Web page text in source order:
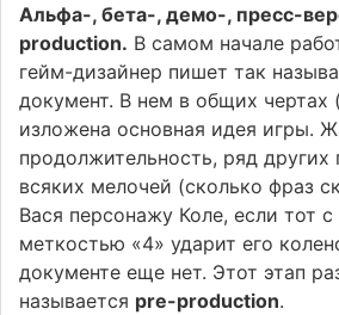
Альфа-, бета-, демо-, пресс-
production. В самом начале
гейм-дизайнер пишет так
документ. В нем в общих
изложена основная идея игры.
продолжительность, ряд
всяких мелочей (сколько фраз
Вася персонажу Коле, если тот
меткостью «4» ударит его
документе еще нет. Этот этап
называется pre-production.